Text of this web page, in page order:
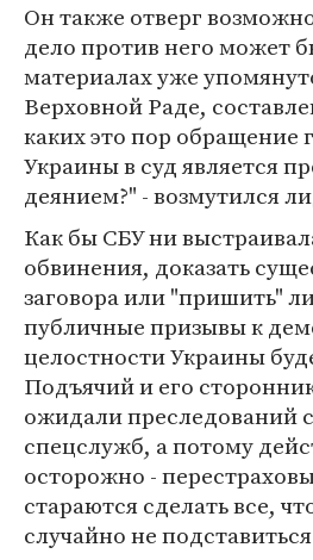
Он также отверг
дело против него может
материалах уже
Верховной Раде,
каких это пор обращение
Украины в суд является
деянием?" - возмутился
Как бы СБУ ни
обвинения, доказать
заговора или "пришить"
публичные призывы к
целостности Украины
Подъячий и его
ожидали преследований
спецслужб, а потому
осторожно -
стараются сделать все,
случайно не